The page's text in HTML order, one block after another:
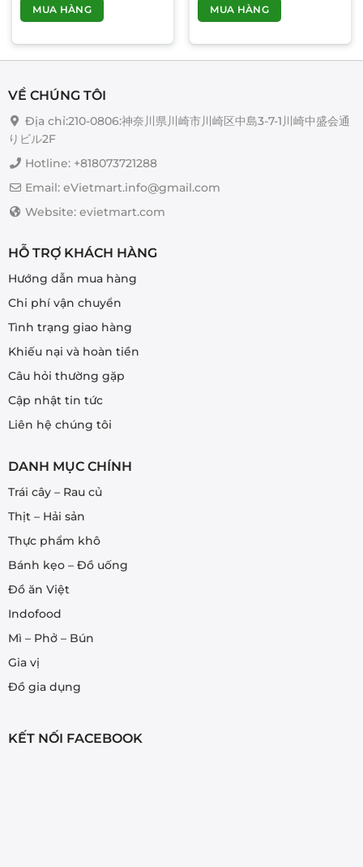
MUA HÀNG MUA HÀNG
VỀ CHÚNG TÔI
Địa chỉ:210-0806:神奈川県川崎市川崎区中島3-7-1川崎中盛会通
りビル2F
Hotline: +818073721288
Email: eVietmart.info@gmail.com
Website: evietmart.com
HỖ TRỢ KHÁCH HÀNG
Hướng dẫn mua hàng
Chi phí vận chuyển
Tình trạng giao hàng
Khiếu nại và hoàn tiền
Câu hỏi thường gặp
Cập nhật tin tức
Liên hệ chúng tôi
DANH MỤC CHÍNH
Trái cây – Rau củ
Thịt – Hải sản
Thực phẩm khô
Bánh kẹo – Đồ uống
Đồ ăn Việt
Indofood
Mì – Phở – Bún
Gia vị
Đồ gia dụng
KẾT NỐI FACEBOOK